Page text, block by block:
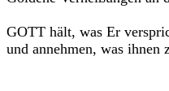
GOTT hält, was Er
und annehmen, was ihnen